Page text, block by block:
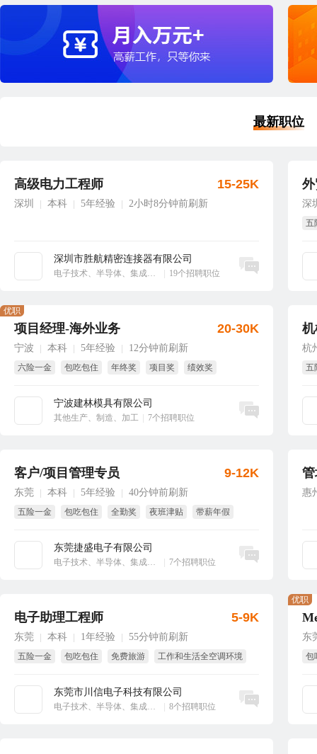
最新职位
高级电力工程师
深圳 本科 5年经验 2小时8分钟前刷新
深圳市胜航精密连接器有限公司
电子技术、半导体、集成电路 19个招聘职位
15-25K
立即沟通
深
五
项目经理-海外业务
宁波 本科 5年经验 12分钟前刷新
六险一金 包吃包住 年终奖 项目奖
绩效奖
宁波建林模具有限公司
其他生产、制造、加工 7个招聘职位
优职
20-30K
立即沟通
杭
五
客户/项目管理专员
东莞 本科 5年经验 40分钟前刷新
五险一金 包吃包住 全勤奖 夜班津贴
带薪年假
东莞捷盛电子有限公司
电子技术、半导体、集成电路 7个招聘职位
9-12K
立即沟通
惠
电子助理工程师
东莞 本科 1年经验 55分钟前刷新
五险一金 包吃包住 免费旅游
工作和生活全空调环境
东莞市川信电子科技有限公司
电子技术、半导体、集成电路 8个招聘职位
5-9K
立即沟通
东
包
优职